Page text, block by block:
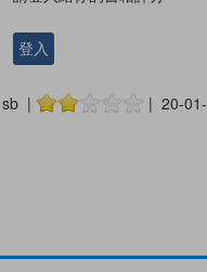
登入
sb | | 20-